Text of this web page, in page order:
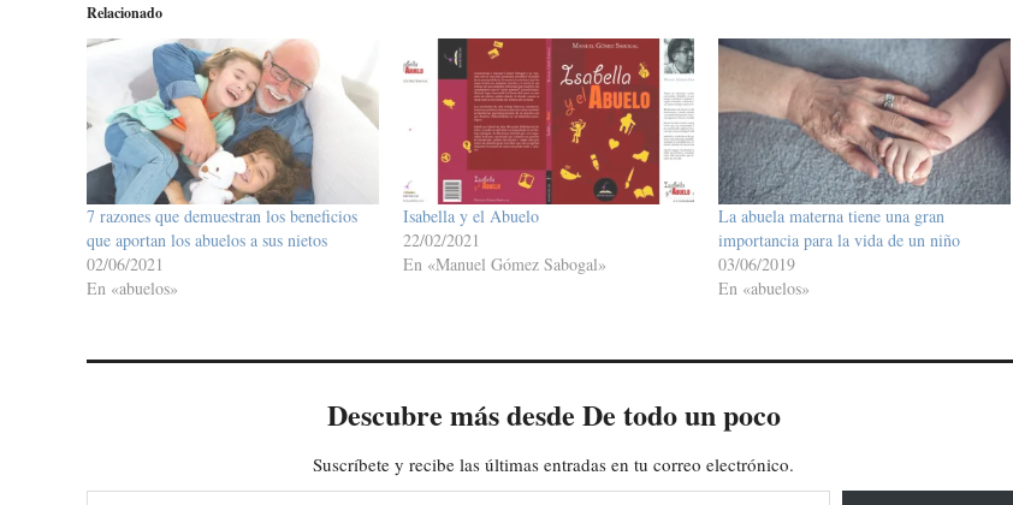
Relacionado
7 razones que demuestran los beneficios
que aportan los abuelos a sus nietos
02/06/2021
En «abuelos»
Isabella y el Abuelo
22/02/2021
En «Manuel Gómez Sabogal»
La abuela materna tiene una gran
importancia para la vida de un niño
03/06/2019
En «abuelos»
Descubre más desde De todo un poco
Suscríbete y recibe las últimas entradas en tu correo electrónico.
Escribe tu correo electrónico…